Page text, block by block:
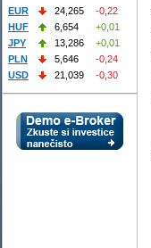
EUR 24,265
-0,22
HUF
6,654
+0,01
JPY
13,286
+0,01
PLN
5,646
-0,24
USD
21,039 -0,30